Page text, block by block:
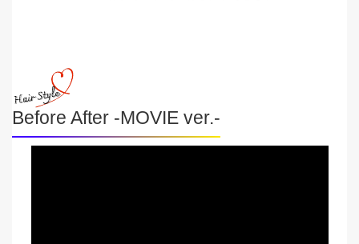
Before After -MOVIE ver.-